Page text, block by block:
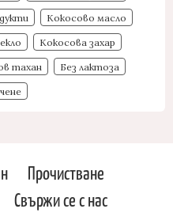
Кокосово масло
Кокосова захар
тахан Без лактоза
Прочистване
Свържи се с нас